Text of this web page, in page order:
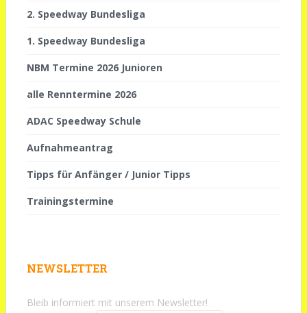
2. Speedway Bundesliga
1. Speedway Bundesliga
NBM Termine 2026 Junioren
alle Renntermine 2026
ADAC Speedway Schule
Aufnahmeantrag
Tipps für Anfänger / Junior Tipps
Trainingstermine
NEWSLETTER
Bleib informiert mit unserem Newsletter!